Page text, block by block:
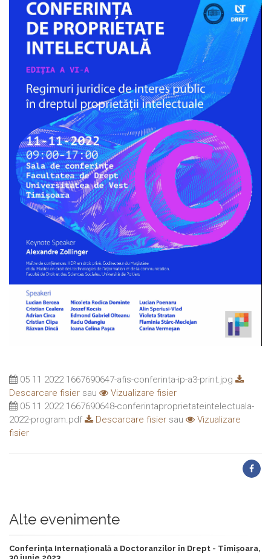
05 11 2022 1667690647-afis-conferinta-ip-a3-print.jpg
Descarcare fisier sau
Vizualizare fisier
05 11 2022 1667690648-conferintaproprietateintelectuala-
2022-program.pdf
Descarcare fisier sau
Vizualizare
fisier
Alte evenimente
Conferința Internațională a Doctoranzilor în Drept - Timișoara,